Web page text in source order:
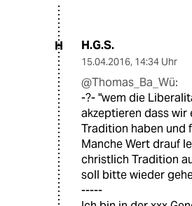
H H.G.S.
15.04.2016, 14:34 Uhr
@Thomas_Ba_Wü:
-?- "wem die
akzeptieren dass wir
Tradition haben und
Manche Wert drauf
christlich Tradition
soll bitte wieder
-----